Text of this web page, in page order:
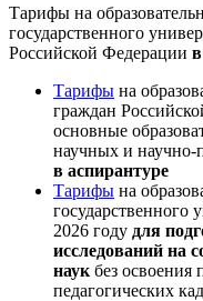
Тарифы на
государственного
Российской Федерации
Тарифы на
граждан
основные
научных и научно-
в аспирантуре
Тарифы на
государственного
2026 году для
исследований на
наук без освоения
педагогических